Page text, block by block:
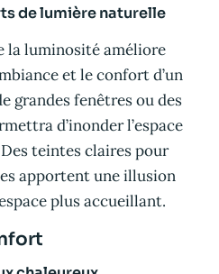
de lumière naturelle
la luminosité améliore
et le confort d’un
grandes fenêtres ou des
d’inonder l’espace
teintes claires pour
apportent une illusion
plus accueillant.